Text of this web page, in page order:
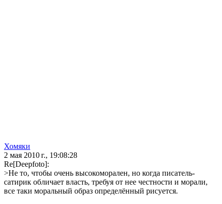
Хомяки
2 мая 2010 г., 19:08:28
Re[Deepfoto]:
>Не то, чтобы очень высокоморален, но когда писатель-
сатирик обличает власть, требуя от нее честности и морали,
все таки моральный образ определённый рисуется.